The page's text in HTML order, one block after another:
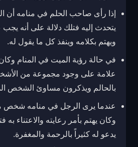
إذا رأى صاحب الحلم في منامه أن
يتحدث إليه فتلك دلالة على أنه
ويهتم بكلامه وينفذ كل ما يقول له.
في حالة رؤية الميت في المنام
علامة على وجود مجموعة من
بالحالم ويذكرون مساوئ الشخص
عندما يرى الرجل في منامه شخص
وكان يهتم بأمر رعايته والاعتناء به
يدعو له كثيراً بالرحمة والمغفرة.